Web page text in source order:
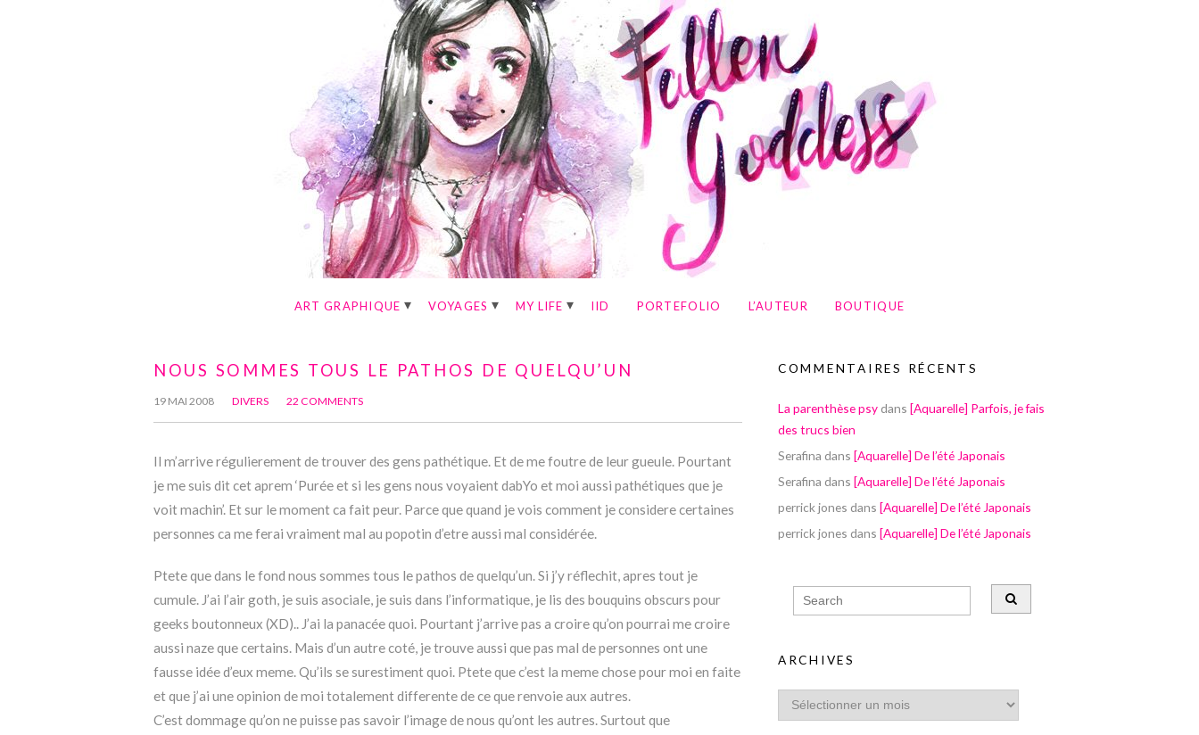
ART GRAPHIQUE VOYAGES MY LIFE IID PORTEFOLIO L’AUTEUR BOUTIQUE
NOUS SOMMES TOUS LE PATHOS DE QUELQU’UN
19 MAI 2008 DIVERS 22 COMMENTS
Il m’arrive régulierement de trouver des gens pathétique. Et de me foutre de leur gueule. Pourtant
je me suis dit cet aprem ‘Purée et si les gens nous voyaient dabYo et moi aussi pathétiques que je
voit machin’. Et sur le moment ca fait peur. Parce que quand je vois comment je considere certaines
personnes ca me ferai vraiment mal au popotin d’etre aussi mal considérée.
Ptete que dans le fond nous sommes tous le pathos de quelqu’un. Si j’y réflechit, apres tout je
cumule. J’ai l’air goth, je suis asociale, je suis dans l’informatique, je lis des bouquins obscurs pour
geeks boutonneux (XD).. J’ai la panacée quoi. Pourtant j’arrive pas a croire qu’on pourrai me croire
aussi naze que certains. Mais d’un autre coté, je trouve aussi que pas mal de personnes ont une
fausse idée d’eux meme. Qu’ils se surestiment quoi. Ptete que c’est la meme chose pour moi en faite
et que j’ai une opinion de moi totalement differente de ce que renvoie aux autres.
C’est dommage qu’on ne puisse pas savoir l’image de nous qu’ont les autres. Surtout que
COMMENTAIRES RÉCENTS
La parenthèse psy dans [Aquarelle] Parfois, je fais
des trucs bien
Serafina dans [Aquarelle] De l’été Japonais
Serafina dans [Aquarelle] De l’été Japonais
perrick jones dans [Aquarelle] De l’été Japonais
perrick jones dans [Aquarelle] De l’été Japonais
ARCHIVES